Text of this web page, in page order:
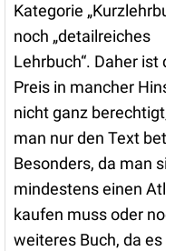
Kategorie
noch „detailreiches
Lehrbuch“. Daher ist
Preis in mancher
nicht ganz berechtigt,
man nur den Text
Besonders, da man
mindestens einen
kaufen muss oder
weiteres Buch, da es